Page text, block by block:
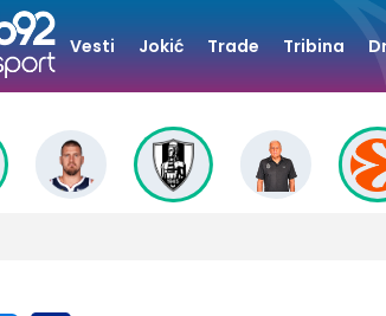
Vesti Jokić Trade Tribina